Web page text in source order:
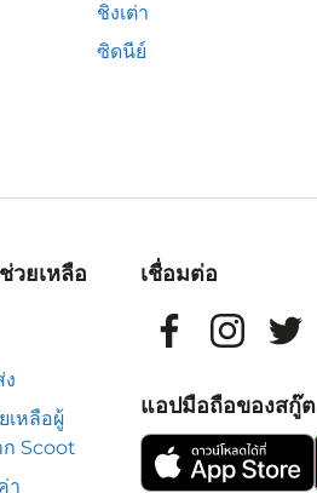
ชิงเต่า
ซิดนีย์
วยเหลือ
เหลือผู้
ก Scoot
า
เชื่อมต่อ
แอปมือถือของสกู๊ต